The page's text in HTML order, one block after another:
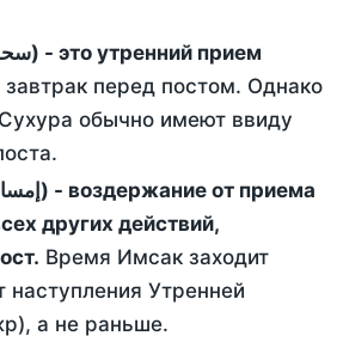
завтрак перед постом. Однако
обычно имеют ввиду
других действий,
Время Имсак заходит
наступления Утренней
а не раньше.